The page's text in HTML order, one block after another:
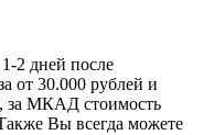
2 дней после
от 30.000 рублей и
за МКАД стоимость
Вы всегда можете